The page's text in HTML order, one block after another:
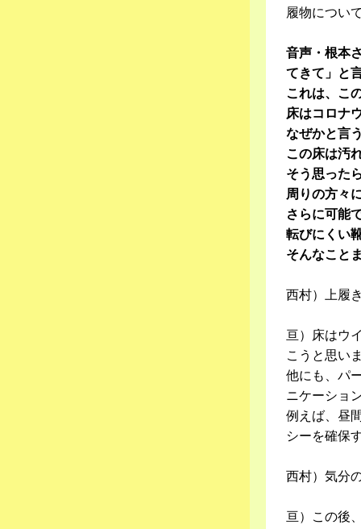
履物につい
音声・根本
てきて」と
これは、こ
床はコロナ
なぜかと言
この床は汚
そう思った
周りの方々
さらに可能
転びにくい
そんなこと
西村）上履
亘）床はウ
こうと思い
他にも、パ
ニケーショ
例えば、昼
シーを確保
西村）気分
亘）この後